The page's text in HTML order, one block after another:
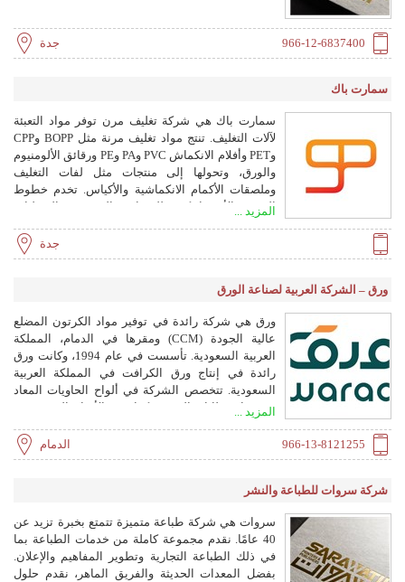
966-12-6837400 جدة
سمارت باك
سمارت باك هي شركة تغليف مرن توفر مواد التعبئة
لآلات التغليف. تنتج مواد تغليف مرنة مثل BOPP وCPP
وPET وأفلام الانكماش PVC وPA وPE ورقائق الألومنيوم
والورق، وتحولها إلى منتجات مثل لفات التغليف
وملصقات الأكمام الانكماشية والأكياس. تخدم خطوط
التعبئة الأوتوماتيكية للوجبات الخفيفة والبقوليات
المزيد ...
جدة
ورق – الشركة العربية لصناعة الورق
ورق هي شركة رائدة في توفير مواد الكرتون المضلع
عالية الجودة (CCM) ومقرها في الدمام، المملكة
العربية السعودية. تأسست في عام 1994، وكانت ورق
رائدة في إنتاج ورق الكرافت في المملكة العربية
السعودية. تتخصص الشركة في ألواح الحاويات المعاد
تدويرها، وبطانات السيمي كرافت، والأوراق المتخصصة،
المزيد ...
966-13-8121255 الدمام
شركة سروات للطباعة والنشر
سروات هي شركة طباعة متميزة تتمتع بخبرة تزيد عن
40 عامًا. نقدم مجموعة كاملة من خدمات الطباعة بما
في ذلك الطباعة التجارية وتطوير المفاهيم والإعلان.
بفضل المعدات الحديثة والفريق الماهر، نقدم حلول